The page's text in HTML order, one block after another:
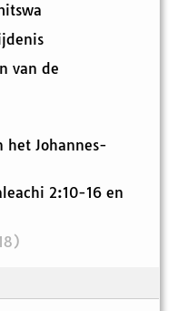
van de
het Johannes-
2:10-16 en